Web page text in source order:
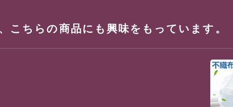
こちらの商品にも興味をもっています。